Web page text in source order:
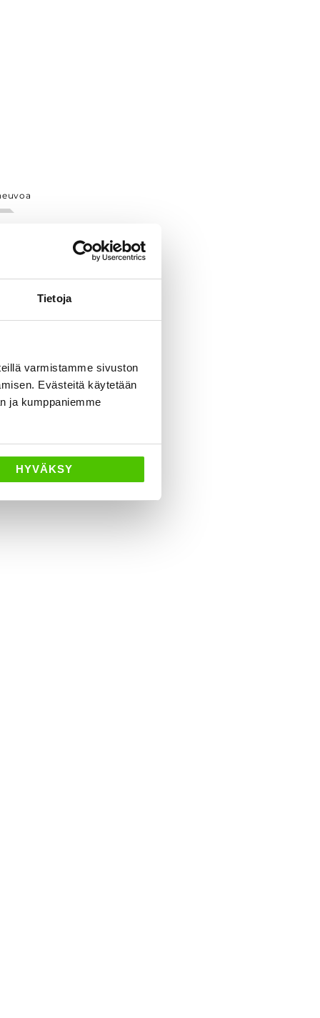
Tietoja
varmistamme sivuston
Evästeitä käytetään
ja kumppaniemme
HYVÄKSY